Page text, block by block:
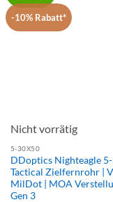
-10% Rabatt*
Nicht vorrätig
5-30X50
DDoptics Nighteagle
Tactical Zielfernrohr |
MilDot | MOA
Gen 3